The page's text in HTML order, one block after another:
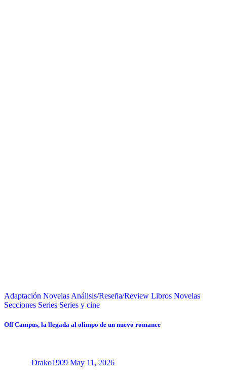
Adaptación Novelas Análisis/Reseña/Review Libros Novelas
Secciones Series Series y cine
Off Campus, la llegada al olimpo de un nuevo romance
Drako1909 May 11, 2026